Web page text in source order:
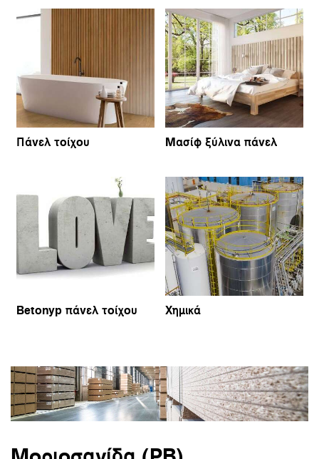
Πάνελ τοίχου Μασίφ ξύλινα πάνελ
Betonyp πάνελ τοίχου Χημικά